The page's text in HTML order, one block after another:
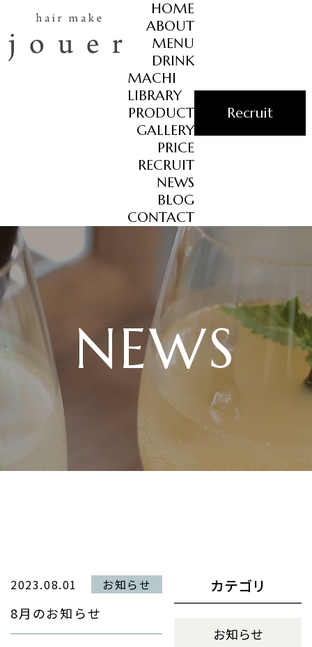
HOME
ABOUT
MENU
DRINK
MACHI
LIBRARY
PRODUCT
GALLERY
PRICE
RECRUIT
NEWS
BLOG
CONTACT
Recruit
NEWS
2023.08.01 お知らせ
8月のお知らせ
カテゴリ
お知らせ